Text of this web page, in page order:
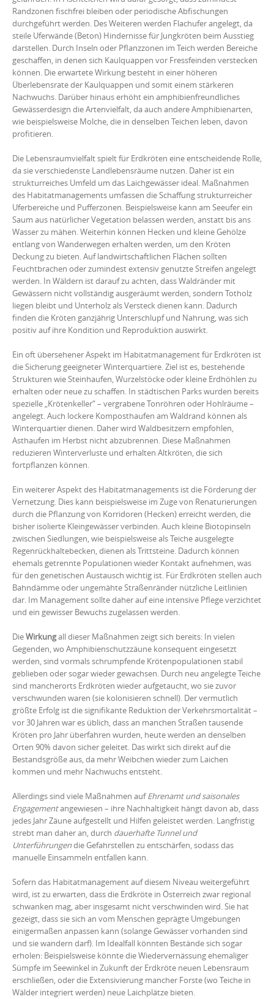
Randzonen fischfrei bleiben oder periodische Abfischungen
durchgeführt werden. Des Weiteren werden Flachufer angelegt, da
steile Uferwände (Beton) Hindernisse für Jungkröten beim Ausstieg
darstellen. Durch Inseln oder Pflanzzonen im Teich werden Bereiche
geschaffen, in denen sich Kaulquappen vor Fressfeinden verstecken
können. Die erwartete Wirkung besteht in einer höheren
Überlebensrate der Kaulquappen und somit einem stärkeren
Nachwuchs. Darüber hinaus erhöht ein amphibienfreundliches
Gewässerdesign die Artenvielfalt, da auch andere Amphibienarten,
wie beispielsweise Molche, die in denselben Teichen leben, davon
profitieren.
Die Lebensraumvielfalt spielt für Erdkröten eine entscheidende Rolle,
da sie verschiedenste Landlebensräume nutzen. Daher ist ein
strukturreiches Umfeld um das Laichgewässer ideal. Maßnahmen
des Habitatmanagements umfassen die Schaffung strukturreicher
Uferbereiche und Pufferzonen. Beispielsweise kann am Seeufer ein
Saum aus natürlicher Vegetation belassen werden, anstatt bis ans
Wasser zu mähen. Weiterhin können Hecken und kleine Gehölze
entlang von Wanderwegen erhalten werden, um den Kröten
Deckung zu bieten. Auf landwirtschaftlichen Flächen sollten
Feuchtbrachen oder zumindest extensiv genutzte Streifen angelegt
werden. In Wäldern ist darauf zu achten, dass Waldränder mit
Gewässern nicht vollständig ausgeräumt werden, sondern Totholz
liegen bleibt und Unterholz als Versteck dienen kann. Dadurch
finden die Kröten ganzjährig Unterschlupf und Nahrung, was sich
positiv auf ihre Kondition und Reproduktion auswirkt.
Ein oft übersehener Aspekt im Habitatmanagement für Erdkröten ist
die Sicherung geeigneter Winterquartiere. Ziel ist es, bestehende
Strukturen wie Steinhaufen, Wurzelstöcke oder kleine Erdhöhlen zu
erhalten oder neue zu schaffen. In städtischen Parks wurden bereits
spezielle „Krötenkeller“ – vergrabene Tonröhren oder Hohlräume –
angelegt. Auch lockere Komposthaufen am Waldrand können als
Winterquartier dienen. Daher wird Waldbesitzern empfohlen,
Asthaufen im Herbst nicht abzubrennen. Diese Maßnahmen
reduzieren Winterverluste und erhalten Altkröten, die sich
fortpflanzen können.
Ein weiterer Aspekt des Habitatmanagements ist die Förderung der
Vernetzung. Dies kann beispielsweise im Zuge von Renaturierungen
durch die Pflanzung von Korridoren (Hecken) erreicht werden, die
bisher isolierte Kleingewässer verbinden. Auch kleine Biotopinseln
zwischen Siedlungen, wie beispielsweise als Teiche ausgelegte
Regenrückhaltebecken, dienen als Trittsteine. Dadurch können
ehemals getrennte Populationen wieder Kontakt aufnehmen, was
für den genetischen Austausch wichtig ist. Für Erdkröten stellen auch
Bahndämme oder ungemähte Straßenränder nützliche Leitlinien
dar. Im Management sollte daher auf eine intensive Pflege verzichtet
und ein gewisser Bewuchs zugelassen werden.
DieWirkungall dieser Maßnahmen zeigt sich bereits: In vielen
Gegenden, wo Amphibienschutzzäune konsequent eingesetzt
werden, sind vormals schrumpfende Krötenpopulationen stabil
geblieben oder sogar wieder gewachsen. Durch neu angelegte Teiche
sind mancherorts Erdkröten wieder aufgetaucht, wo sie zuvor
verschwunden waren (sie kolonisieren schnell). Der vermutlich
größte Erfolg ist die signifikante Reduktion der Verkehrsmortalität –
vor 30 Jahren war es üblich, dass an manchen Straßen tausende
Kröten pro Jahr überfahren wurden, heute werden an denselben
Orten 90% davon sicher geleitet. Das wirkt sich direkt auf die
Bestandsgröße aus, da mehr Weibchen wieder zum Laichen
kommen und mehr Nachwuchs entsteht.
Allerdings sind viele Maßnahmen aufEhrenamt und saisonales
Engagementangewiesen – ihre Nachhaltigkeit hängt davon ab, dass
jedes Jahr Zäune aufgestellt und Hilfen geleistet werden. Langfristig
strebt man daher an, durch dauerhafte Tunnel und
Unterführungendie Gefahrstellen zu entschärfen, sodass das
manuelle Einsammeln entfallen kann.
Sofern das Habitatmanagement auf diesem Niveau weitergeführt
wird, ist zu erwarten, dass die Erdkröte in Österreich zwar regional
schwanken mag, aber insgesamt nicht verschwinden wird. Sie hat
gezeigt, dass sie sich an vom Menschen geprägte Umgebungen
einigermaßen anpassen kann (solange Gewässer vorhanden sind
und sie wandern darf). Im Idealfall könnten Bestände sich sogar
erholen: Beispielsweise könnte die Wiedervernässung ehemaliger
Sümpfe im Seewinkel in Zukunft der Erdkröte neuen Lebensraum
erschließen, oder die Extensivierung mancher Forste (wo Teiche in
Wälder integriert werden) neue Laichplätze bieten.